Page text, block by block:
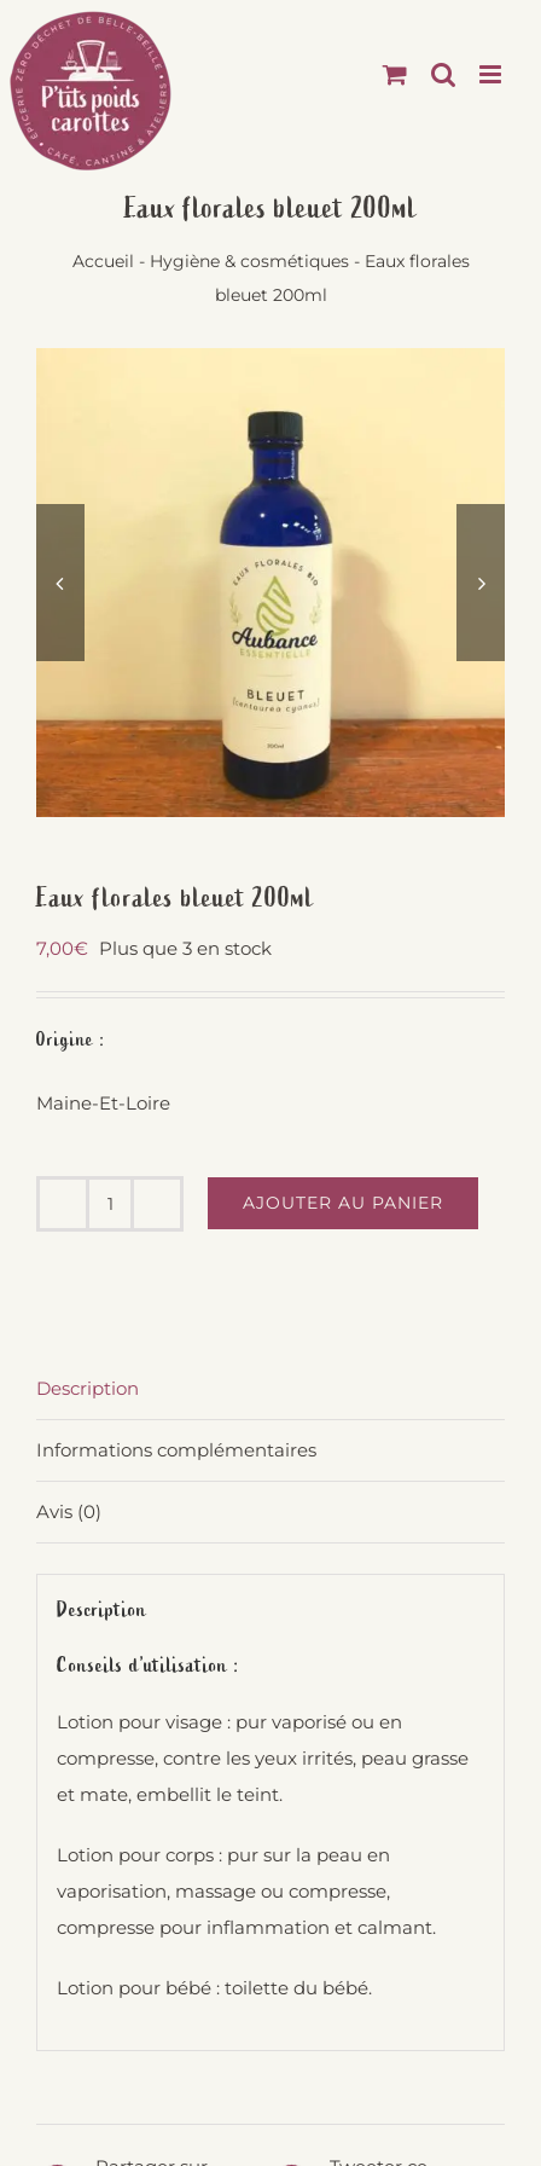
Passer
au
contenu
Eaux florales bleuet 200ml
Accueil - Hygiène & cosmétiques- Eaux florales
bleuet 200ml
Eaux florales bleuet 200ml
7,00€ Plus que 3 en stock
Origine :
Maine-Et-Loire
200ml
AJOUTER AU PANIER
Description
Informations complémentaires
Avis (0)
Description
Conseils d’utilisation :
Lotion pour visage : pur vaporisé ou en
compresse, contre les yeux irrités, peau grasse
et mate, embellit le teint.
Lotion pour corps : pur sur la peau en
vaporisation, massage ou compresse,
compresse pour inflammation et calmant.
Lotion pour bébé : toilette du bébé.